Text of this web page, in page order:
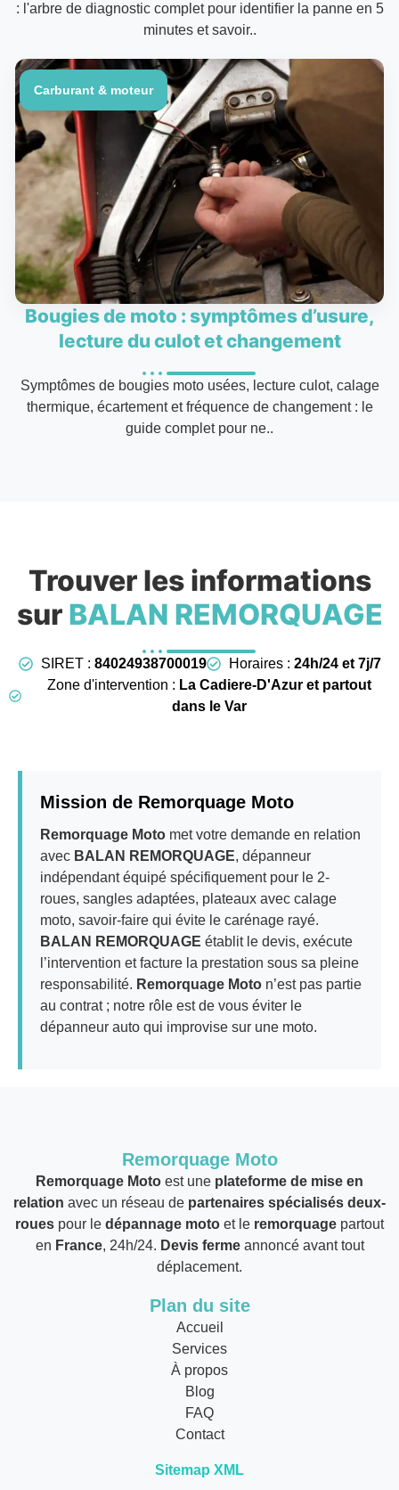
: l'arbre de diagnostic complet pour identifier la panne en 5
minutes et savoir..
Carburant & moteur
Bougies de moto : symptômes d’usure,
lecture du culot et changement
Symptômes de bougies moto usées, lecture culot, calage
thermique, écartement et fréquence de changement : le
guide complet pour ne..
Trouver les informations
sur BALAN REMORQUAGE
SIRET : 84024938700019 Horaires : 24h/24 et 7j/7
Zone d'intervention : La Cadiere-D'Azur et partout
dans le Var
Mission de Remorquage Moto
Remorquage Moto met votre demande en relation
avec BALAN REMORQUAGE, dépanneur
indépendant équipé spécifiquement pour le 2-
roues, sangles adaptées, plateaux avec calage
moto, savoir-faire qui évite le carénage rayé.
BALAN REMORQUAGE établit le devis, exécute
l’intervention et facture la prestation sous sa pleine
responsabilité. Remorquage Moto n’est pas partie
au contrat ; notre rôle est de vous éviter le
dépanneur auto qui improvise sur une moto.
Remorquage Moto
Remorquage Moto est une plateforme de mise en
relation avec un réseau de partenaires spécialisés deux-
roues pour le dépannage moto et le remorquage partout
en France, 24h/24. Devis fermeannoncé avant tout
déplacement.
Plan du site
Accueil
Services
À propos
Blog
FAQ
Contact
Sitemap XML